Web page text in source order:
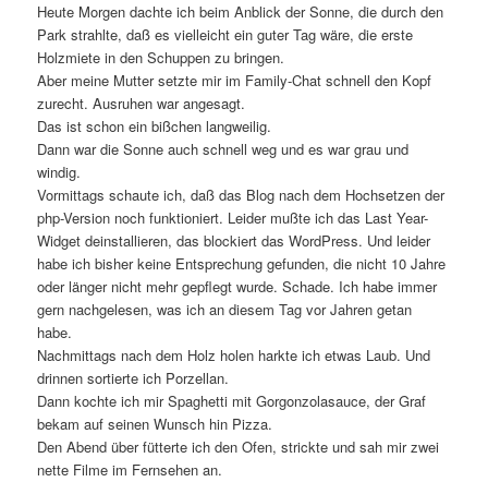
Heute Morgen dachte ich beim Anblick der Sonne, die durch den
Park strahlte, daß es vielleicht ein guter Tag wäre, die erste
Holzmiete in den Schuppen zu bringen.
Aber meine Mutter setzte mir im Family-Chat schnell den Kopf
zurecht. Ausruhen war angesagt.
Das ist schon ein bißchen langweilig.
Dann war die Sonne auch schnell weg und es war grau und
windig.
Vormittags schaute ich, daß das Blog nach dem Hochsetzen der
php-Version noch funktioniert. Leider mußte ich das Last Year-
Widget deinstallieren, das blockiert das WordPress. Und leider
habe ich bisher keine Entsprechung gefunden, die nicht 10 Jahre
oder länger nicht mehr gepflegt wurde. Schade. Ich habe immer
gern nachgelesen, was ich an diesem Tag vor Jahren getan
habe.
Nachmittags nach dem Holz holen harkte ich etwas Laub. Und
drinnen sortierte ich Porzellan.
Dann kochte ich mir Spaghetti mit Gorgonzolasauce, der Graf
bekam auf seinen Wunsch hin Pizza.
Den Abend über fütterte ich den Ofen, strickte und sah mir zwei
nette Filme im Fernsehen an.